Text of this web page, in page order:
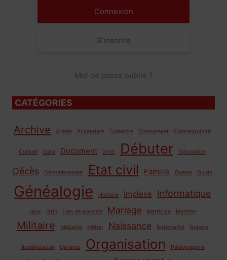
S’inscrire
Mot de passe oublié ?
CATÉGORIES
Archive Armée Ascendant Cadastre Classement Consanguinité
Conseil Date Document Droit Débuter Décoration
Décès Dénombrement Etat civil Famille Guerre Guide
Généalogie Histoire Implexe Informatique
Jeux latin Lien de parenté Mariage Matricule Mention
Militaire Médaille Métier Naissance Nationalité Notaire
Numérotation Optants Organisation Paléographie